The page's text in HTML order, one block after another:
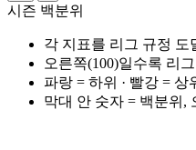
시즌 백분위
각 지표를 리그 규정 도
오른쪽(100)일수록 리
파랑 = 하위 · 빨강 =
막대 안 숫자 = 백분위,